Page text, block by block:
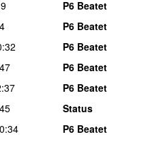
P6 Beatet
P6 Beatet
P6 Beatet
P6 Beatet
P6 Beatet
Status
P6 Beatet